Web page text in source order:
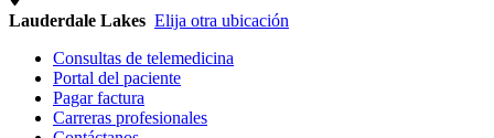
Lauderdale Lakes Elija otra ubicación
Consultas de telemedicina
Portal del paciente
Pagar factura
Carreras profesionales